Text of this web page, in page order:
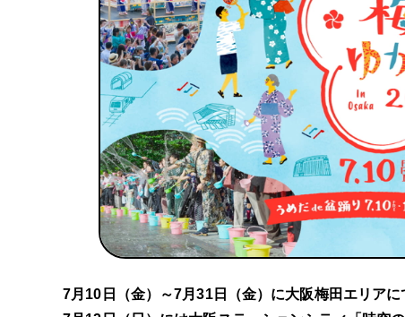
7月10日（金）～7月31日（金）に大阪梅田エリア